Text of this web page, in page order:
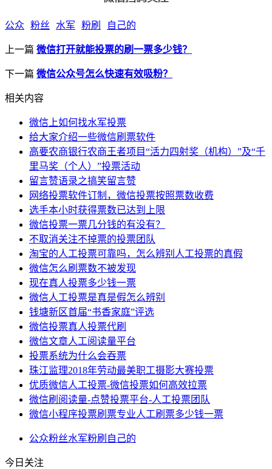
公众 粉丝 水军 粉刷 自己的
上一篇 微信打开就能投票的刷一票多少钱？
下一篇 微信公众号怎么快速有效吸粉？
相关内容
微信上如何找水军投票
给大家介绍一些微信刷票软件
高要农商银行农商王者项目“活力四射奖（机构）”及“千
里马奖（个人）”投票活动
留言赞语录之搞笑留言赞
网络投票软件订制，微信投票按照票数收费
选手本小时获得票数已达到上限
微信投票一票几分钱的有没有？
不取消关注不掉票的投票团队
淘宝的人工投票可靠吗，怎么辨别人工投票的真假
微信怎么刷票数不被发现
现在真人投票多少钱一票
微信人工投票是真是假怎么辨别
钱塘新区首届“书香家庭”评选
微信投票真人投票代刷
微信文章人工阅读量平台
投票系统为什么会吞票
珠江监理2018年劳动最美职工摄影大赛投票
优质微信人工投票-微信投票如何高效拉票
微信刷阅读量-点赞投票平台-人工投票团队
微信小程序投票刷票专业人工刷票多少钱一票
公众粉丝水军粉刷 自己的
今日关注